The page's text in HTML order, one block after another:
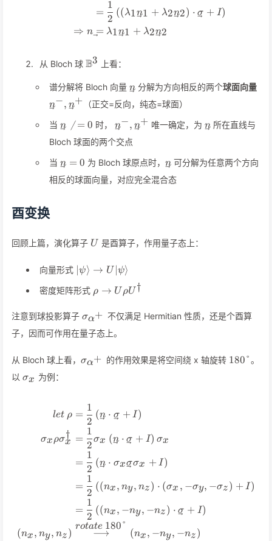
⇒ n
=
2
1
((λ1n1 + λ2n2) ⋅ σ + I)
= λ1n1 + λ2n2
从 Bloch 球 \mathbb{B}^3
B3 上看：
谱分解将 Bloch 向量 \vec{n}
n 分解为方向相反的两个球面向量
n−, n+
（正交=反向，纯态=球面）
当 \vec
n\neq
0
n = 0 时，\vec{n}^-,\vec{n}^+
n−, n+ 唯一确定，为\vec{n}
n 所在直线与
Bloch 球面的两个交点
当 \vec
0
n = 0 为 Bloch 球原点时，\vec
n 可分解为任意两个方向
相反的球面向量，对应完全混合态
酉变换
回顾上篇，演化算子 U
U 是酉算子，作用量子态上：
向量形式 \vert\psi\rangle
\rightarrow
U\vert\psi\rangle
∣ψ⟩ → U ∣ψ⟩
密度矩阵形式 \rho\rightarrow
U^\dagger
ρ → U ρU †
注意到球投影算子 \sigma_{\alpha^+}
σα+ 不仅满足 Hermitian 性质，还是个酉算
子，因而可作用在量子态上。
从 Bloch 球上看， \sigma_{\alpha^+}
σα+ 的作用效果是将空间绕 x 轴旋转 180°。
以 \sigma_x
σx 为例：
\begin{align*} let\ \rho &=
let ρ
σxρσx
†
(nx, ny, nz)
=
2
1
(n ⋅ σ + I)
=
2
1
σx (n ⋅ σ + I) σx
=
2
1
(n ⋅ σxσσx + I)
=
2
1
((nx, ny, nz) ⋅ (σx , −σy, −σz) + I)
=
2
1
((nx, −ny, −nz) ⋅ σ + I)
⟶
rotate 180°
(nx, −ny, −nz)